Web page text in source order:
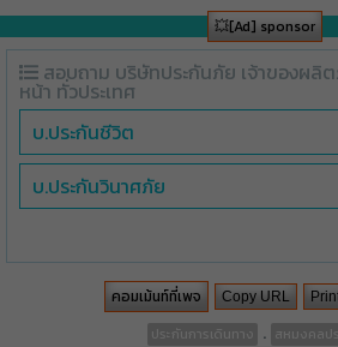
💥[Ad] sponsor
สอบถาม บริษัทประกันภัย เจ้าของผ
หน้า ทั่วประเทศ
บ.ประกันชีวิต
บ.ประกันวินาศภัย
คอมเม้นท์ที่เพจ Copy URL
ประกันการเดินทาง . สหมงคลป